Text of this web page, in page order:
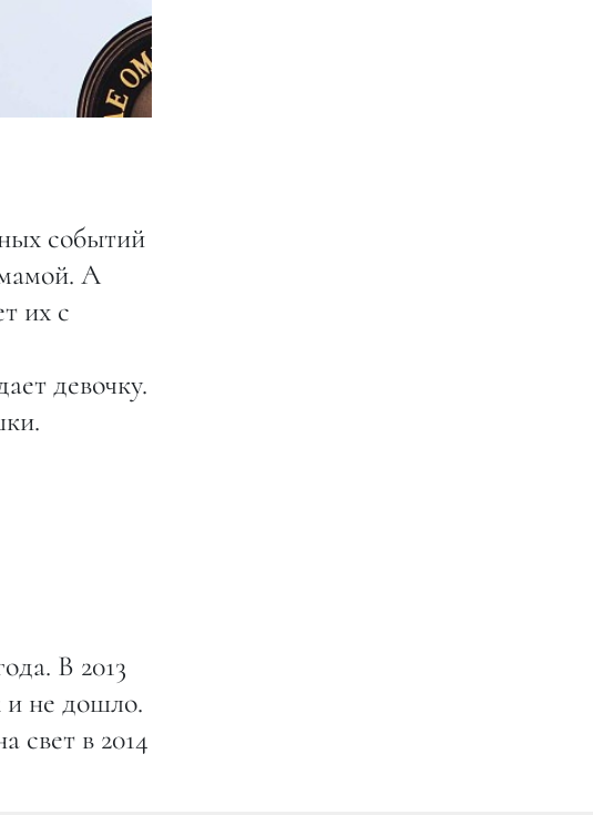
событий
А
их с
девочку.
В 2013
и не дошло.
свет в 2014